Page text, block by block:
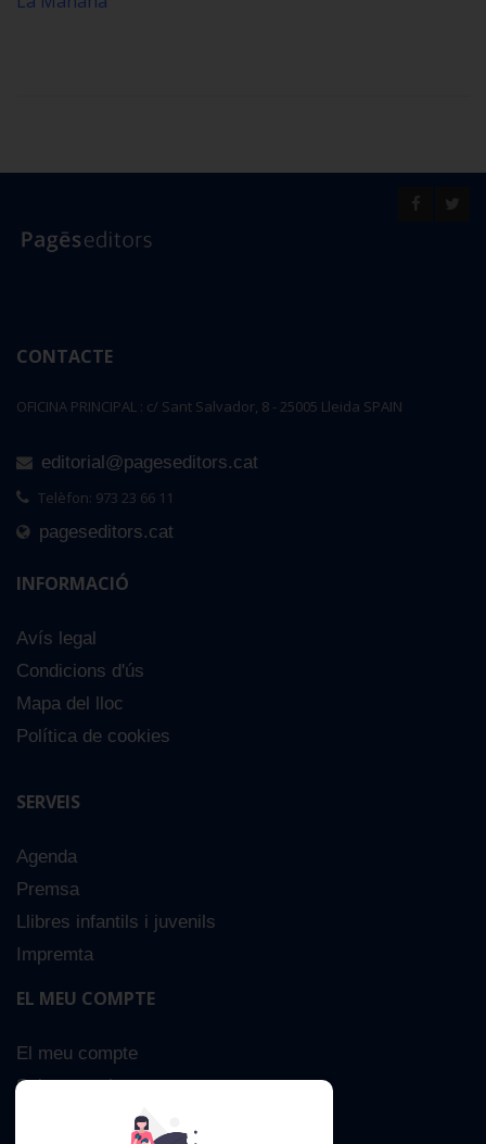
CONTACTE
OFICINA PRINCIPAL : c/ Sant Salvador, 8 - 25005 Lleida SPAIN
editorial@pageseditors.cat
Telèfon: 973 23 66 11
pageseditors.cat
INFORMACIÓ
Avís legal
Condicions d'ús
Mapa del lloc
Política de cookies
SERVEIS
Agenda
Premsa
Llibres infantils i juvenils
Impremta
EL MEU COMPTE
El meu compte
Sobre nosaltres
Cerca Avançada